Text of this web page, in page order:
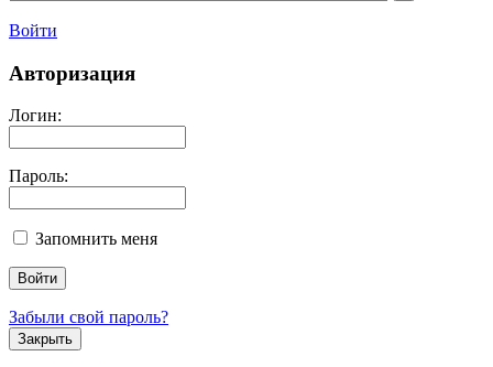
Войти
Авторизация
Логин:
Пароль:
Запомнить меня
Забыли свой пароль?
Закрыть